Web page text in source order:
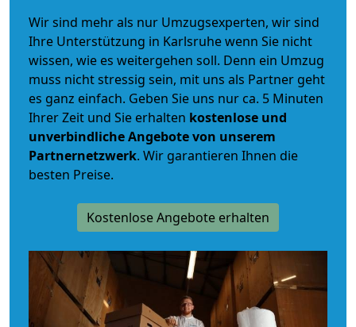
Wir sind mehr als nur Umzugsexperten, wir sind
Ihre Unterstützung in Karlsruhe wenn Sie nicht
wissen, wie es weitergehen soll. Denn ein Umzug
muss nicht stressig sein, mit uns als Partner geht
es ganz einfach. Geben Sie uns nur ca. 5 Minuten
Ihrer Zeit und Sie erhalten kostenlose und
unverbindlicheAngebote von unserem
Partnernetzwerk. Wir garantieren Ihnen die
besten Preise.
Kostenlose Angebote erhalten